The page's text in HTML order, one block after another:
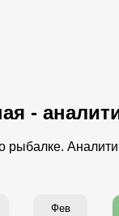
-
рыбалке.
Фев